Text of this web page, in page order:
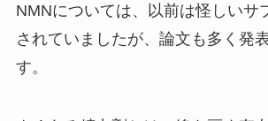
NMNについては、以前は怪しいサ
されていましたが、論文も多く発
す。